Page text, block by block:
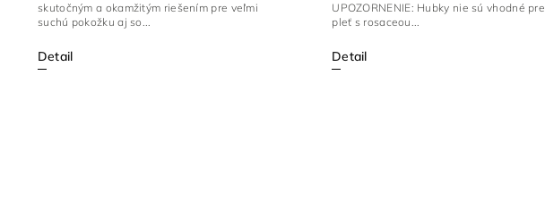
Detail
skutočným a okamžitým riešením pre veľmi
suchú pokožku aj so...
Detail
UPOZORNENIE: Hubky nie sú vhodné pre
pleť s rosaceou...